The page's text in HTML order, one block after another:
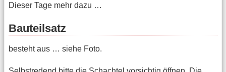
Dieser Tage mehr dazu …
Bauteilsatz
besteht aus … siehe Foto.